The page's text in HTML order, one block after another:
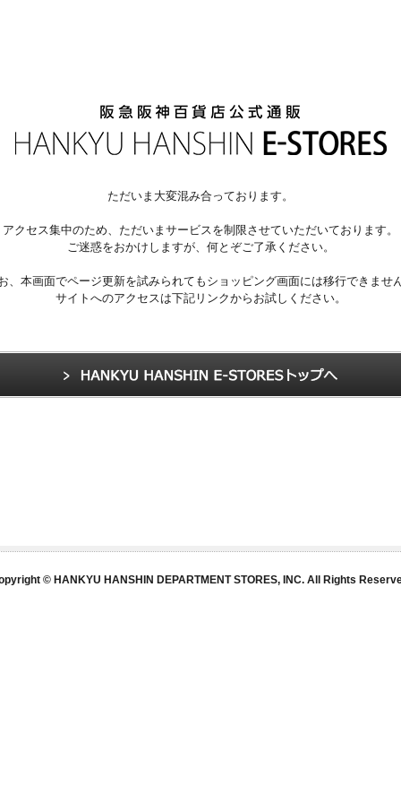
ただいま大変混み合っております。
アクセス集中のため、ただいまサービスを制限させていただいております。
ご迷惑をおかけしますが、何とぞご了承ください。
、本画面でページ更新を試みられてもショッピング画面には移行できませ
サイトへのアクセスは下記リンクからお試しください。
© HANKYU HANSHIN DEPARTMENT STORES, INC. All Rights